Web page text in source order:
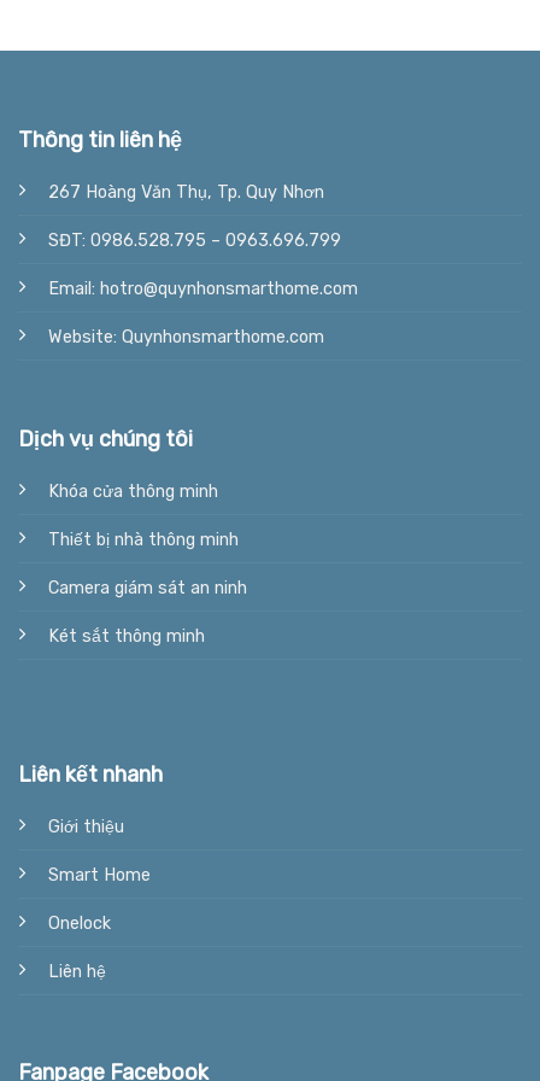
Thông tin liên hệ
267 Hoàng Văn Thụ, Tp. Quy Nhơn
SĐT: 0986.528.795 – 0963.696.799
Email: hotro@quynhonsmarthome.com
Website: Quynhonsmarthome.com
Dịch vụ chúng tôi
Khóa cửa thông minh
Thiết bị nhà thông minh
Camera giám sát an ninh
Két sắt thông minh
Liên kết nhanh
Giới thiệu
Smart Home
Onelock
Liên hệ
Fanpage Facebook